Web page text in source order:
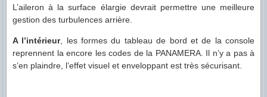
L’aileron à la surface élargie devrait permettre une meilleure
gestion des turbulences arrière.
A l’intérieur, les formes du tableau de bord et de la console
reprennent la encore les codes de la PANAMERA. Il n’y a pas à
s’en plaindre, l’effet visuel et enveloppant est très sécurisant.